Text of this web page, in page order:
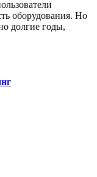
оборудования. Но
долгие годы,